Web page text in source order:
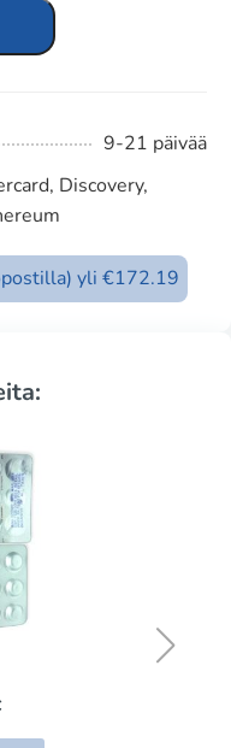
9-21 päivää
Discovery,
yli €172.19